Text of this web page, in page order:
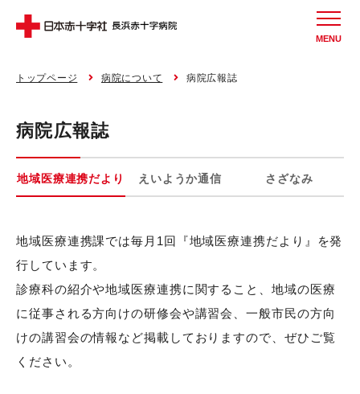
MENU
トップページ 病院について 病院広報誌
病院広報誌
地域医療連携だより えいようか通信 さざなみ
地域医療連携課では毎月1回『地域医療連携だより』を発
行しています。
診療科の紹介や地域医療連携に関すること、地域の医療
に従事される方向けの研修会や講習会、一般市民の方向
けの講習会の情報など掲載しておりますので、ぜひご覧
ください。